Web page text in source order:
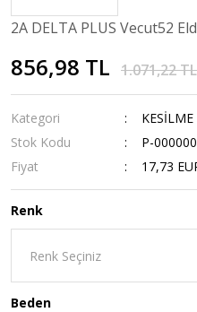
2A DELTA PLUS Vecut52
856,98 TL 1.071,22 TL
Kategori
Stok Kodu
P-
Fiyat
17,73
Renk
Beden